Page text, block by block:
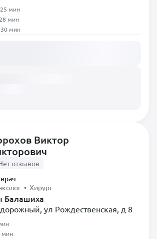
25 мин
28 мин
30 мин
Виктор
отзывов
• Хирург
Балашиха
ул Рождественская, д 8
мин